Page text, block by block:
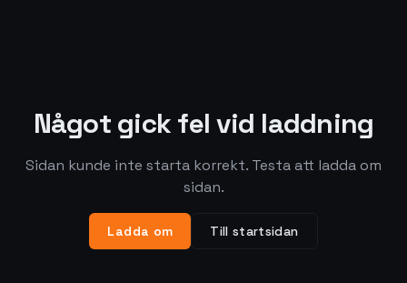
Något gick fel vid laddning
Sidan kunde inte starta korrekt. Testa att ladda om
sidan.
Ladda om Till startsidan